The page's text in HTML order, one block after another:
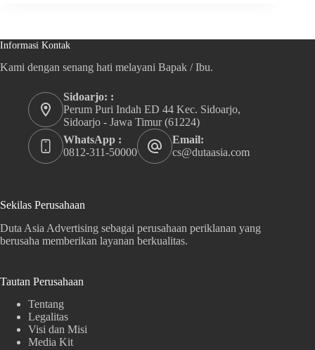
Informasi Kontak
Kami dengan senang hati melayani Bapak / Ibu.
Sidoarjo: :
Perum Puri Indah ED 44 Kec. Sidoarjo,
Sidoarjo - Jawa Timur (61224)
WhatsApp :
0812-311-50000
Email:
cs@dutaasia.com
Sekilas Perusahaan
Duta Asia Advertising sebagai perusahaan periklanan yang
berusaha memberikan layanan berkualitas.
Tautan Perusahaan
Tentang
Legalitas
Visi dan Misi
Media Kit